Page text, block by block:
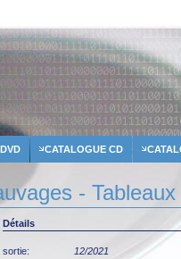
CATALOGUE CD
-
Détails
sortie:
12/2021